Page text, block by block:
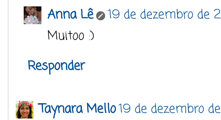
Anna Lê
19 de dezembro de
Muitoo :)
Responder
Taynara Mello19 de dezembro